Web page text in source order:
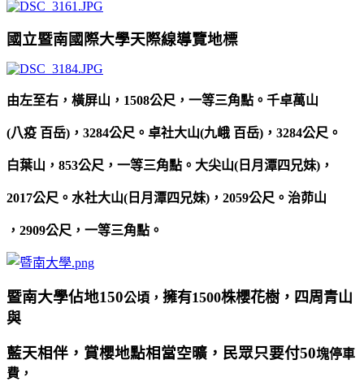
國立暨南國際大學天際線導覽地標
由左至右，橫屏山，1508公尺，一等三角點。千卓萬山
(八疫 百岳)，3284公尺。卓社大山(九峨 百岳)，3284公尺。
白葉山，853公尺，一等三角點。大尖山( 日月潭四兄妹)，
2017公尺。水社大山(日月潭四兄妹) ，2059公尺。治茆山
，2909公尺，一等三角點。
暨南大學佔地150公頃， 擁有1500株櫻花樹，四周青山
與
藍天相伴，賞櫻地點相當空曠，民眾只要付50塊停車
費，